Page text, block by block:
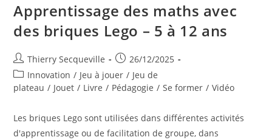
Apprentissage des maths avec
des briques Lego – 5 à 12 ans
Auteur/autrice
de
la
Thierry Secqueville
Publication
publiée :
26/12/2025
Post
category:
Innovation / Jeu à jouer / Jeu de
plateau / Jouet / Livre / Pédagogie / Se former / Vidéo
Les briques Lego sont utilisées dans différentes activités
d'apprentissage ou de facilitation de groupe, dans